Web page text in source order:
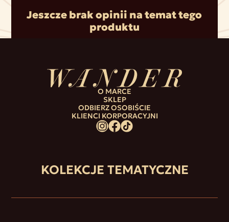
Jeszcze brak opinii na temat tego
produktu
O MARCE
SKLEP
ODBIERZ OSOBIŚCIE
KLIENCI KORPORACYJNI
KOLEKCJE TEMATYCZNE